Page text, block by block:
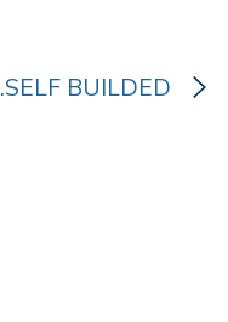
.SELF BUILDED